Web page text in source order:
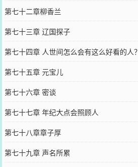
第七十二章柳香兰
第七十三章 辽国探子
第七十四章 人世间怎么会有这么好看的人？
第七十五章 元宝儿
第七十六章 密谈
第七十七章 年纪大点会照顾人
第七十八章章子厚
第七十九章 声名所累